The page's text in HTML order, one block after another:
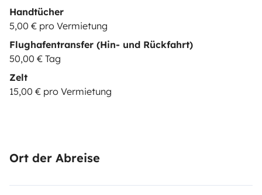
Handtücher
5,00 € pro Vermietung
Flughafentransfer (Hin- und Rückfahrt)
50,00 € Tag
Zelt
15,00 € pro Vermietung
Ort der Abreise